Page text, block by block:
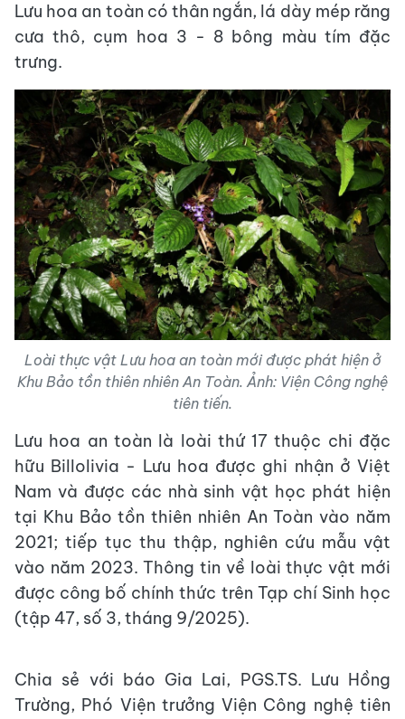
Lưu hoa an toàn có thân ngắn, lá dày mép răng
cưa thô, cụm hoa 3 - 8 bông màu tím đặc
trưng.
Loài thực vật Lưu hoa an toàn mới được phát hiện ở
Khu Bảo tồn thiên nhiên An Toàn. Ảnh: Viện Công nghệ
tiên tiến.
Lưu hoa an toàn là loài thứ 17 thuộc chi đặc
hữu Billolivia - Lưu hoa được ghi nhận ở Việt
Nam và được các nhà sinh vật học phát hiện
tại Khu Bảo tồn thiên nhiên An Toàn vào năm
2021; tiếp tục thu thập, nghiên cứu mẫu vật
vào năm 2023. Thông tin về loài thực vật mới
được công bố chính thức trên Tạp chí Sinh học
(tập 47, số 3, tháng 9/2025).
Chia sẻ với báo Gia Lai, PGS.TS. Lưu Hồng
Trường, Phó Viện trưởng Viện Công nghệ tiên